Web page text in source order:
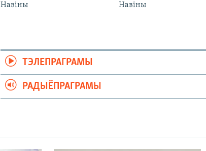
Навіны Навіны
ТЭЛЕПРАГРАМЫ
РАДЫЁПРАГРАМЫ